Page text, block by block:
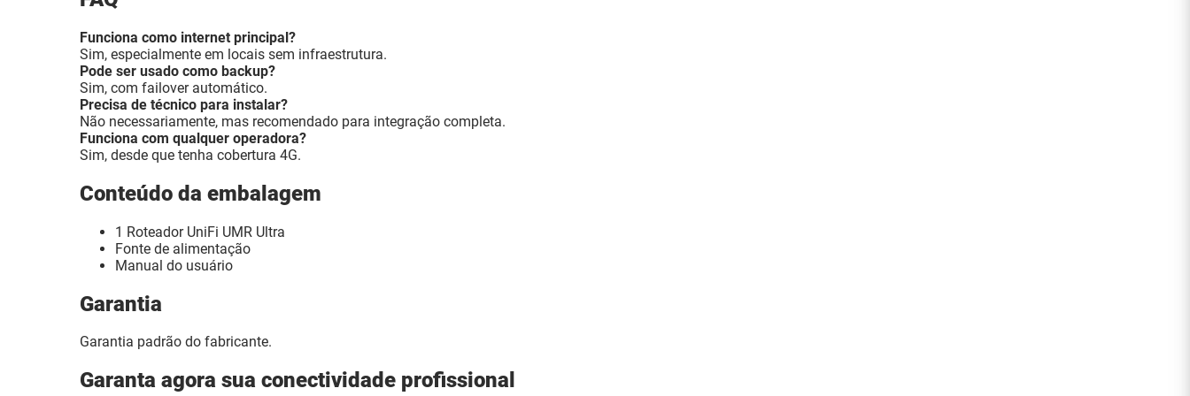
Funciona como internet principal?
Sim, especialmente em locais sem infraestrutura.
Pode ser usado como backup?
Sim, com failover automático.
Precisa de técnico para instalar?
Não necessariamente, mas recomendado para integração completa.
Funciona com qualquer operadora?
Sim, desde que tenha cobertura 4G.
Conteúdo da embalagem
1 Roteador UniFi UMR Ultra
Fonte de alimentação
Manual do usuário
Garantia
Garantia padrão do fabricante.
Garanta agora sua conectividade profissional